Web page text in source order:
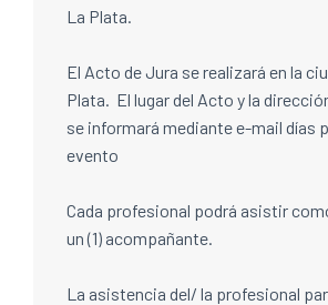
La Plata.
El Acto de Jura se realizará en la
Plata. El lugar del Acto y la
se informará mediante e-mail días
evento
Cada profesional podrá asistir
un (1) acompañante.
La asistencia del/ la profesional